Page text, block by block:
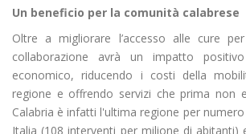
Un beneficio per la comunità calabrese
Oltre a migliorare l’accesso alle cure
collaborazione avrà un impatto
economico, riducendo i costi della
regione e offrendo servizi che prima non
Calabria è infatti l'ultima regione per
Italia (108 interventi per milione di abitanti)